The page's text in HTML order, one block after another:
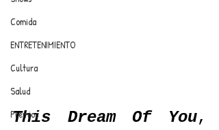
Comida
ENTRETENIMIENTO
Cultura
Salud
Premios
This Dream Of You,